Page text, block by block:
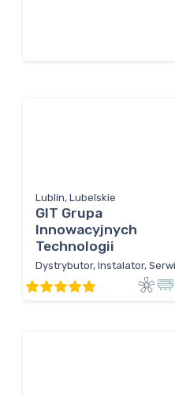
Lublin, Lubelskie
GIT Grupa
Innowacyjnych
Technologii
Dystrybutor, Instalator,